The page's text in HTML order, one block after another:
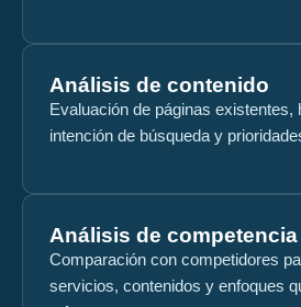
Análisis de contenido
Evaluación de páginas existentes,
intención de búsqueda y
Análisis de competencia
Comparación con competidores
servicios, contenidos y enfoques